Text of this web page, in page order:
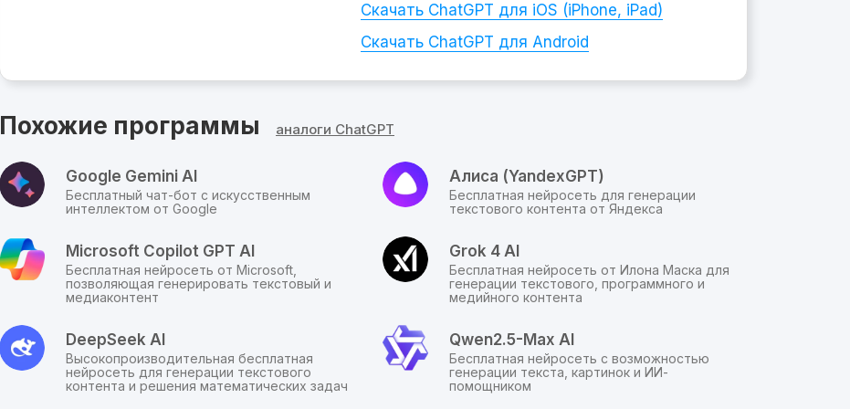
Скачать ChatGPT для iOS (iPhone, iPad)
Скачать ChatGPT для Android
Похожие программы аналоги ChatGPT
Google Gemini AI
Бесплатный чат-бот с искусственным
интеллектом от Google
Алиса (YandexGPT)
Бесплатная нейросеть для генерации
текстового контента от Яндекса
Microsoft Copilot GPT AI
Бесплатная нейросеть от Microsoft,
позволяющая генерировать текстовый и
медиаконтент
Grok 4 AI
Бесплатная нейросеть от Илона Маска для
генерации текстового, программного и
медийного контента
DeepSeek AI
Высокопроизводительная бесплатная
нейросеть для генерации текстового
контента и решения математических задач
Qwen2.5-Max AI
Бесплатная нейросеть с возможностью
генерации текста, картинок и ИИ-
помощником